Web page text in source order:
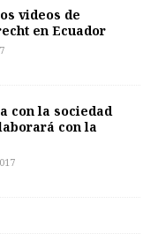
videos de
en Ecuador
con la sociedad
con la